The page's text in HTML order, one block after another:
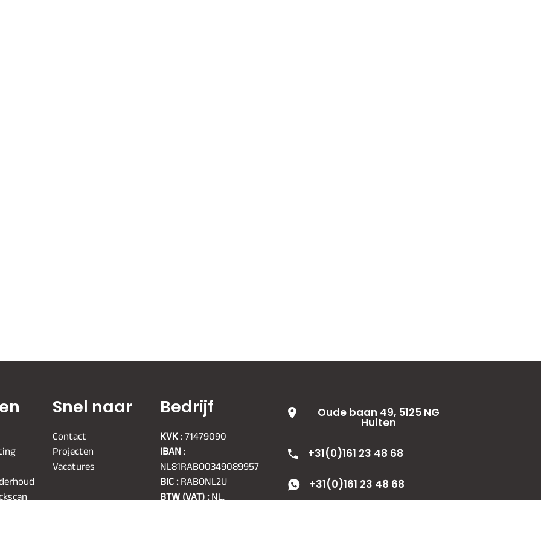
Snel naar
Contact
Projecten
Vacatures
Bedrijf
KVK : 71479090
IBAN :
NL81RABO0349089957
BIC :RABONL2U
BTW (VAT) :NL.
Oude baan 49, 5125 NG
Hulten
+31(0)161 23 48 68
+31(0)161 23 48 68